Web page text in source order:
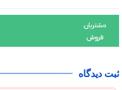
ثبت دیدگاه